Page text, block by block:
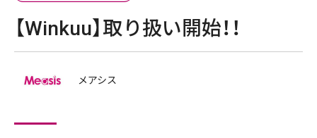
【Winkuu】取り扱い開始！！
メアシス